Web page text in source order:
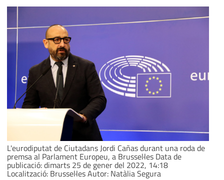
L'eurodiputat de Ciutadans Jordi Cañas durant una roda de
premsa al Parlament Europeu, a Brussel·les Data de
publicació: dimarts 25 de gener del 2022, 14:18
Localització: Brussel·les Autor: Natàlia Segura